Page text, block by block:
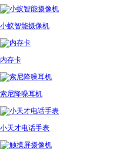
小蚁智能摄像机
内存卡
索尼降噪耳机
小天才电话手表